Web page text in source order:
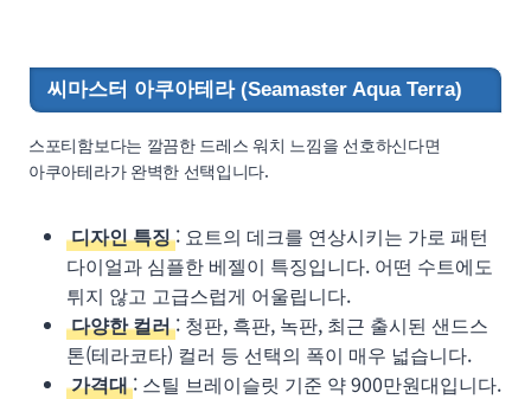
씨마스터 아쿠아테라 (Seamaster Aqua Terra)
스포티함보다는 깔끔한 드레스 워치 느낌을 선호하신다면
아쿠아테라가 완벽한 선택입니다.
디자인 특징 : 요트의 데크를 연상시키는 가로 패턴
다이얼과 심플한 베젤이 특징입니다. 어떤 수트에도
튀지 않고 고급스럽게 어울립니다.
다양한 컬러 : 청판, 흑판, 녹판, 최근 출시된 샌드스
톤(테라코타) 컬러 등 선택의 폭이 매우 넓습니다.
가격대 : 스틸 브레이슬릿 기준 약 900만원대입니다.